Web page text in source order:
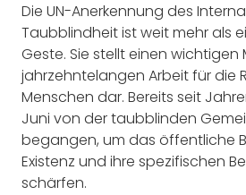
Die UN-Anerkennung des
Taubblindheit ist weit mehr als
Geste. Sie stellt einen wichtigen
jahrzehntelangen Arbeit für die
Menschen dar. Bereits seit
Juni von der taubblinden
begangen, um das öffentliche
Existenz und ihre spezifischen
schärfen.